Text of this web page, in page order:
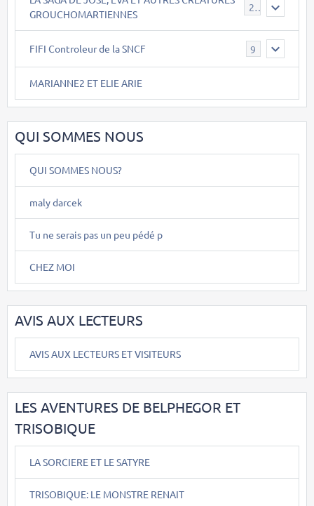
GROUCHOMARTIENNES
26
FIFI Controleur de la SNCF 9
MARIANNE2 ET ELIE ARIE
QUI SOMMES NOUS
QUI SOMMES NOUS?
maly darcek
Tu ne serais pas un peu pédé p
CHEZ MOI
AVIS AUX LECTEURS
AVIS AUX LECTEURS ET VISITEURS
LES AVENTURES DE BELPHEGOR ET
TRISOBIQUE
LA SORCIERE ET LE SATYRE
TRISOBIQUE: LE MONSTRE RENAIT